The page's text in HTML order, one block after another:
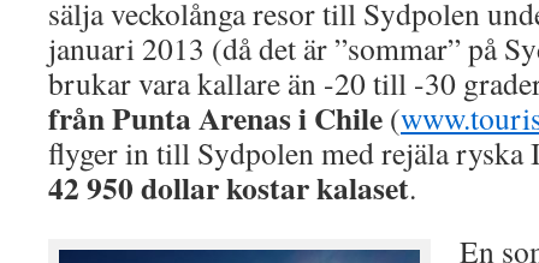
sälja veckolånga resor till Sydpolen
januari 2013 (då det är ”sommar” på
brukar vara kallare än -20 till -30
från Punta Arenas i Chile (
flyger in till Sydpolen med rejäla
42 950 dollar kostar kalaset.
En